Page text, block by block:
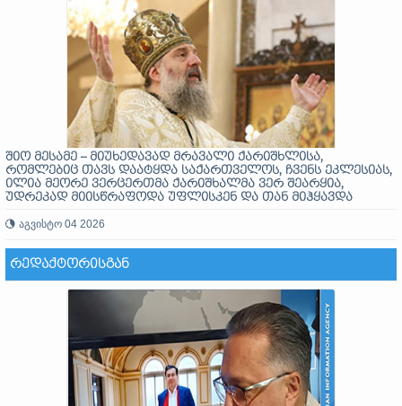
შიო მესამე – მიუხედავად მრავალი ქარიშხლისა,
რომლებიც თავს დაატყდა საქართველოს, ჩვენს ეკლესიას,
ილია მეორე ვერცერთმა ქარიშხალმა ვერ შეარყია,
უდრეკად მიისწრაფოდა უფლისკენ და თან მიჰყავდა
აგვისტო 04 2026
ᲠᲔᲓᲐᲥᲢᲝᲠᲘᲡᲒᲐᲜ